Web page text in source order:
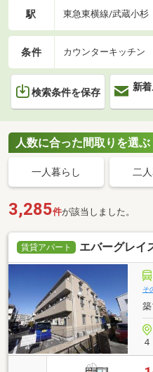
駅 東急東横線/武蔵小杉
条件 カウンターキッチン
検索条件を保存
新
人数に合った間取りを選ぶ
一人暮らし 二
3,285件が該当しました。
賃貸アパート エバーグレイ
そ
４